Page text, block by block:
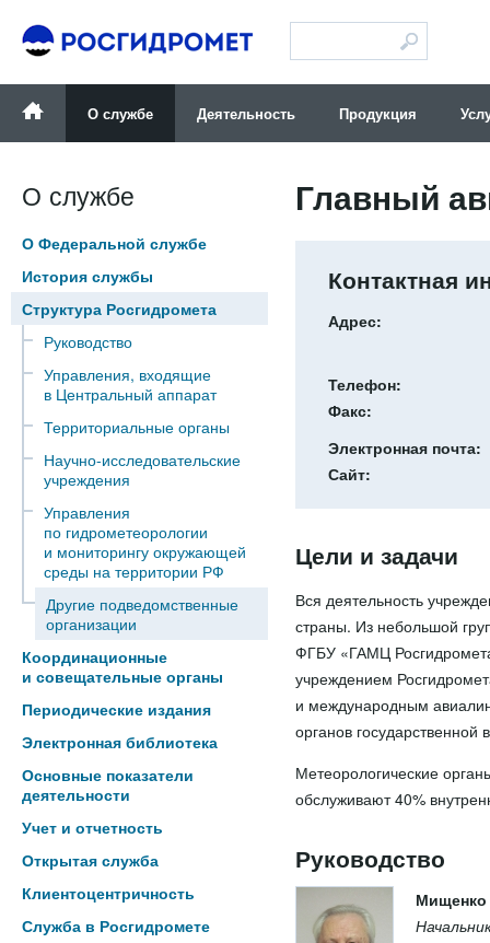
О службе Деятельность Продукция
О службе
О Федеральной службе
История службы
Структура Росгидромета
Руководство
Управления, входящие
в Центральный аппарат
Территориальные органы
Научно-исследовательские
учреждения
Управления
по гидрометеорологии
и мониторингу окружающей
среды на территории РФ
Другие подведомственные
организации
Координационные
и совещательные органы
Периодические издания
Электронная библиотека
Основные показатели
деятельности
Учет и отчетность
Открытая служба
Клиентоцентричность
Служба в Росгидромете
Главный
Контактная
Адрес:
Телефон:
Факс:
Электронная почта:
Сайт:
Цели и задачи
Вся деятельность
страны. Из небольшой
ФГБУ «ГАМЦ
учреждением
и международным
органов
Метеорологические
обслуживают 40%
Руководство
Мищенко